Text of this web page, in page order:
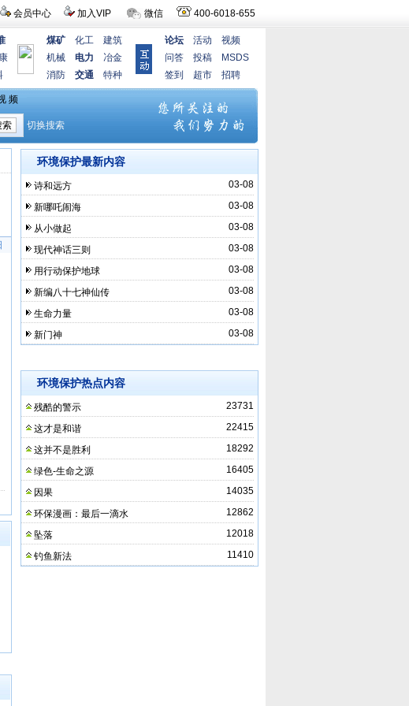
会员中心 加入VIP 微信 400-6018-655
煤矿 化工
建筑
机械
电力
冶金
消防
交通 特种
论坛 活动
视频
问答
投稿
MSDS
签到
超市 招聘
环境保护最新内容
03-08
诗和远方
03-08
新哪吒闹海
03-08
从小做起
03-08
现代神话三则
03-08
用行动保护地球
03-08
新编八十七神仙传
03-08
生命力量
03-08
新门神
环境保护热点内容
23731
残酷的警示
22415
这才是和谐
18292
这并不是胜利
16405
绿色-生命之源
14035
因果
12862
环保漫画：最后一滴水
12018
坠落
11410
钓鱼新法